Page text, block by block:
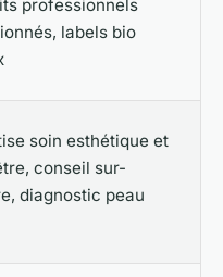
professionnels
labels bio
soin esthétique et
conseil sur-
diagnostic peau